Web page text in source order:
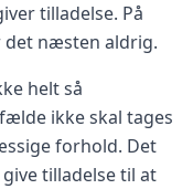
tilladelse. På
det næsten aldrig.
helt så
ikke skal tages
forhold. Det
tilladelse til at